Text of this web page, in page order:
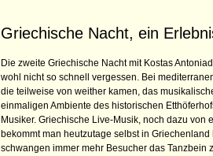
Griechische Nacht, ein
Die zweite Griechische Nacht mit Kostas
wohl nicht so schnell vergessen. Bei
die teilweise von weither kamen, das
einmaligen Ambiente des historischen
Musiker. Griechische Live-Musik, noch dazu von
bekommt man heutzutage selbst in
schwangen immer mehr Besucher das